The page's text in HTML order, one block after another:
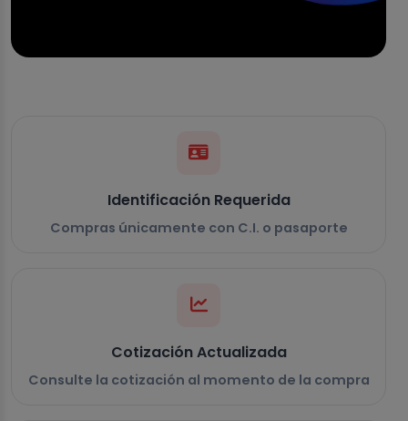
Identificación Requerida
Compras únicamente con C.I. o pasaporte
Cotización Actualizada
Consulte la cotización al momento de la compra